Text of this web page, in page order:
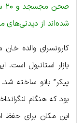
شده‌اند از دیدنی‌های
بازار استانبول
پیکر” بانو ساخته
بود که هنگام
این مکان برای حفظ